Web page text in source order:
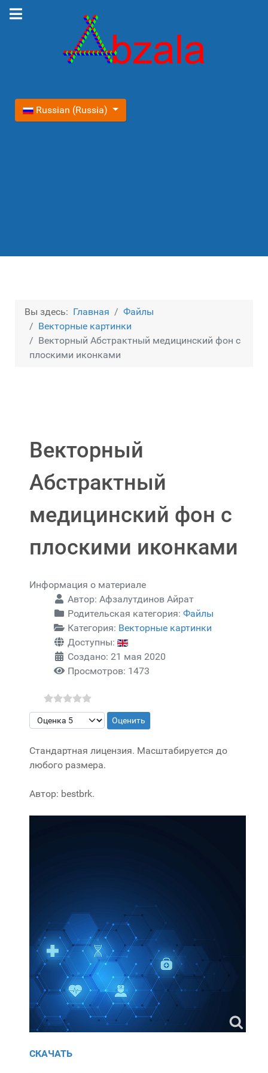
Выберите язык
Russian (Russia)
Вы здесь: Главная
Файлы
Векторные картинки
Векторный Абстрактный медицинский фон с
плоскими иконками
Векторный
Абстрактный
медицинский фон с
плоскими иконками
Информация о материале
Автор: Афзалутдинов Айрат
Родительская категория: Файлы
Категория: Векторные картинки
Доступны:
Создано: 21 мая 2020
Просмотров: 1473
Пожалуйста, оцените
Стандартная лицензия. Масштабируется до
любого размера.
Автор: bestbrk.
СКАЧАТЬ